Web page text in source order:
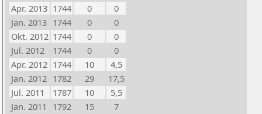
Apr. 2013 1744 0
0
Jan. 2013 1744 0
0
Okt. 2012 1744 0
0
Jul. 2012
1744 0
0
Apr. 2012 1744 10
4,5
Jan. 2012 1782 29
17,5
Jul. 2011
1787 10
5,5
Jan. 2011
1792 15
7